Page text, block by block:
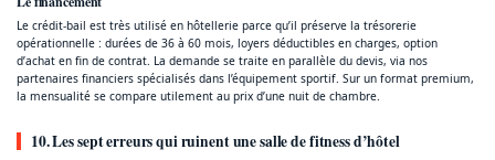
Le crédit-bail est très utilisé en hôtellerie parce qu’il préserve la trésorerie
opérationnelle : durées de 36 à 60 mois, loyers déductibles en charges, option
d’achat en fin de contrat. La demande se traite en parallèle du devis, via nos
partenaires financiers spécialisés dans l’équipement sportif. Sur un format premium,
la mensualité se compare utilement au prix d’une nuit de chambre.
10. Les sept erreurs qui ruinent une salle de fitness d’hôtel